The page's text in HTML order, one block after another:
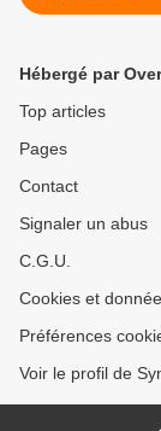
du 10
Hébergé par
Top articles
Pages
Contact
Signaler un abus
C.G.U.
Cookies et
Préférences
Voir le profil de